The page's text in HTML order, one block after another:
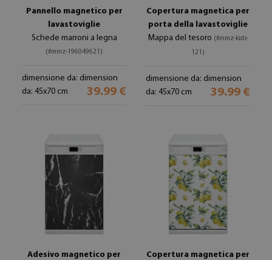
Pannello magnetico per
lavastoviglie
Schede marroni a legna
(#mmz-196049621)
dimensione da: dimension
da: 45x70 cm
39.99 €
Copertura magnetica per
porta della lavastoviglie
Mappa del tesoro (#mmz-kids-
121)
dimensione da: dimension
da: 45x70 cm
39.99 €
Adesivo magnetico per
Copertura magnetica per